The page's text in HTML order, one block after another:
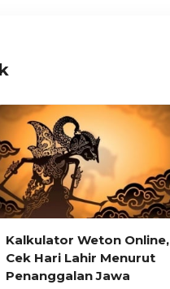
Kalkulator Weton Online,
Cek Hari Lahir Menurut
Penanggalan Jawa